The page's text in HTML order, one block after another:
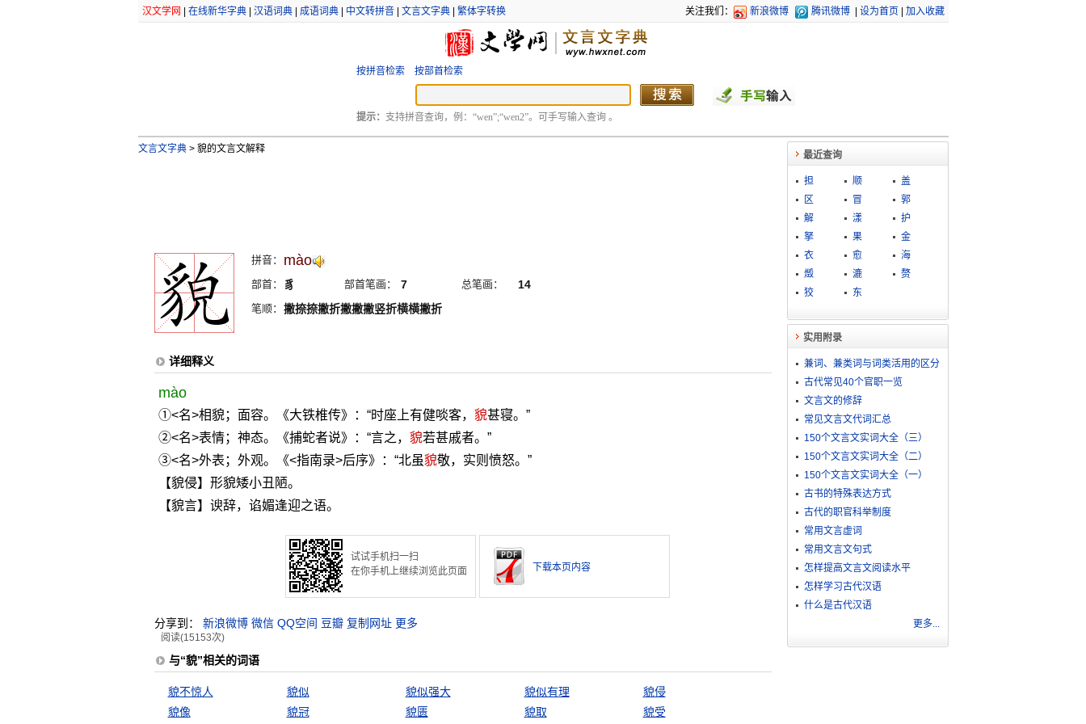
汉文学网 在线新华字典| 汉语词典| 成语词典| 中文转拼音| 文言文字典| 繁体字转换 关注我们： 新浪微博 腾讯微博 设为首页 加入收藏
按拼音检索 按部首检索
提示： 支持拼音查询，例：“wen”;“wen2”。可手写输入查询 。
文言文字典 >貌的文言文解释
拼音： mào
部首： 豸 部首笔画： 7 总笔画： 14
笔顺： 撇捺捺撇折撇撇撇竖折横横撇折
详细释义
mào
①<名>相貌；面容。《大铁椎传》：“时座上有健啖客， 貌甚寝。”
②<名>表情；神态。《捕蛇者说》：“言之， 貌若甚戚者。”
③<名>外表；外观。《<指南录>后序》：“北虽貌敬，实则愤怒。”
【貌侵】形貌矮小丑陋。
【貌言】谀辞，谄媚逢迎之语。
试试手机扫一扫
在你手机上继续浏览此页面
下载本页内容
分享到： 新浪微博 微信 QQ空间 豆瓣 复制网址 更多
阅读(15153次)
与“貌”相关的词语
貌不惊人 貌似 貌似强大 貌似有理
貌侵
貌像
貌冠 貌匮 貌取 貌受
最近查询
担 顺
盖
区
冒
郭
解
漾
护
拏
果
金
衣
愈
海
燬
漉
赘
狡
东
实用附录
兼词、兼类词与词类活用的区分
古代常见40个官职一览
文言文的修辞
常见文言文代词汇总
150个文言文实词大全（三）
150个文言文实词大全（二）
150个文言文实词大全（一）
古书的特殊表达方式
古代的职官科举制度
常用文言虚词
常用文言文句式
怎样提高文言文阅读水平
怎样学习古代汉语
什么是古代汉语
更多...